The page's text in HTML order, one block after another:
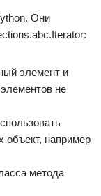
Они
элемент и
не
объект, например
метода